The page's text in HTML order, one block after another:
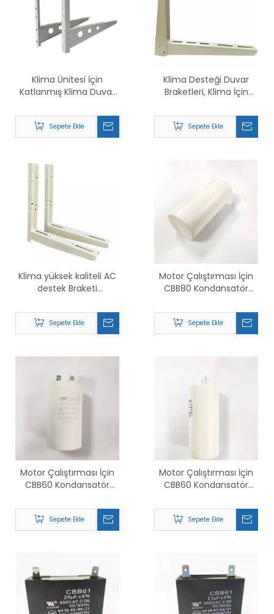
Klima Ünitesi İçin
Katlanmış Klima Duvar
Sepete Ekle
Klima Desteği Duvar
Braketleri, Klima İçin
Sepete Ekle
Klima yüksek kaliteli AC
destek Braketi
Köşebentler
Sepete Ekle
Motor Çalıştırması İçin
CBB80 Kondansatör
Sepete Ekle
Motor Çalıştırması İçin
CBB60 Kondansatör
Sepete Ekle
Motor Çalıştırması İçin
CBB60 Kondansatör
Sepete Ekle